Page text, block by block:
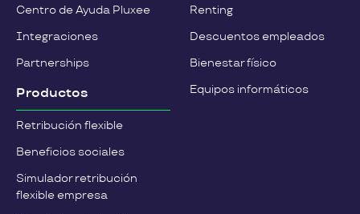
Centro de Ayuda Pluxee
Integraciones
Partnerships
Productos
Retribución flexible
Beneficios sociales
Simulador retribución
flexible empresa
Renting
Descuentos empleados
Bienestar físico
Equipos informáticos